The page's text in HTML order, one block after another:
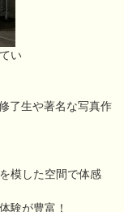
い
了生や著名な写真作
模した空間で体感
験が豊富！